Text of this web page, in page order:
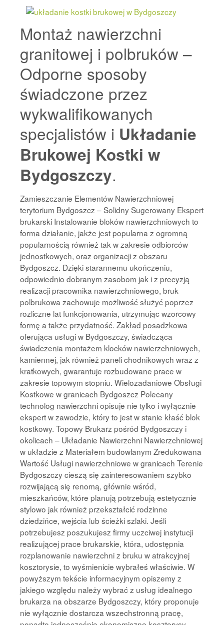
Montaż nawierzchni
granitowej i polbruków –
Odporne sposoby
świadczone przez
wykwalifikowanych
specjalistów i Układanie
Brukowej Kostki w
Bydgoszczy.
Zamieszczanie Elementów Nawierzchniowej
terytorium Bydgoszcz – Solidny Sugerowany Ekspert
brukarski Instalowanie bloków nawierzchniowych to
forma działanie, jakże jest popularna z ogromną
popularnością również tak w zakresie odbiorców
jednostkowych, oraz organizacji z obszaru
Bydgoszcz. Dzięki starannemu ukończeniu,
odpowiednio dobranym zasobom jak i z precyzją
realizacji pracownika nawierzchniowego, bruk
polbrukowa zachowuje możliwość służyć poprzez
rozliczne lat funkcjonowania, utrzymując wzorcowy
formę a także przydatność. Zakład posadzkowa
oferująca usługi w Bydgoszczy, świadcząca
świadczenia montażem klocków nawierzchniowych,
kamiennej, jak również paneli chodnikowych wraz z
kratkowych, gwarantuje rozbudowane prace w
zakresie topowym stopniu. Wielozadaniowe Obsługi
Kostkowe w granicach Bydgoszcz Polecany
technolog nawierzchni opisuje nie tylko i wyłącznie
ekspert w zawodzie, który to jest w stanie kłaść blok
kostkowy. Topowy Brukarz pośród Bydgoszczy i
okolicach – Układanie Nawierzchni Nawierzchniowej
w układzie z Materiałem budowlanym Zredukowana
Wartość Usługi nawierzchniowe w granicach Terenie
Bydgoszczy cieszą się zainteresowaniem szybko
rozwijającą się renomą, głównie wśród,
mieszkańców, które planują potrzebują estetycznie
stylowo jak również przekształcić rodzinne
dziedzińce, wejścia lub ścieżki szlaki. Jeśli
potrzebujesz poszukujesz firmy uczciwej instytucji
realizującej prace brukarskie, która, udostępnia
rozplanowanie nawierzchni z bruku w atrakcyjnej
kosztorysie, to wyśmienicie wybrałeś właściwie. W
powyższym tekście informacyjnym opiszemy z
jakiego względu należy wybrać z usług idealnego
brukarza na obszarze Bydgoszczy, który proponuje
nie wyłącznie dostarcza wszechstronną pracę,